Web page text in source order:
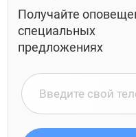
Получайте
специальных
предложениях